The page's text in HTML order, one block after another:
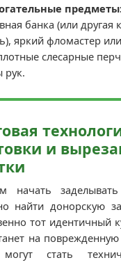
банка (или другая
яркий фломастер
слесарные
рук.
и
начать
найти донорскую
тот идентичный
на
могут стать